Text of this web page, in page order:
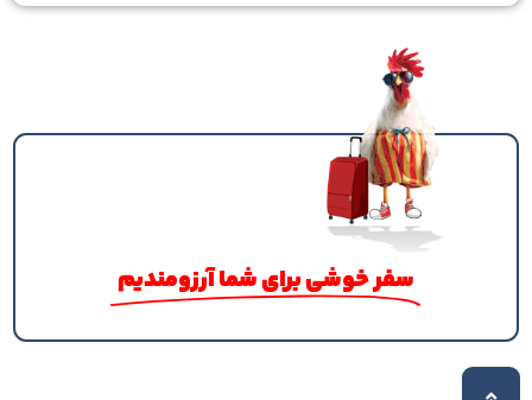
سفر خوشی برای شما آرزومندیم